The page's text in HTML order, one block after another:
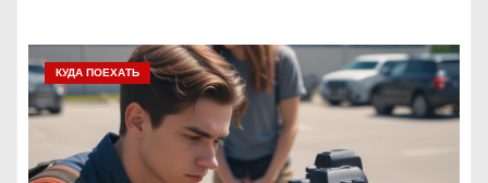
КУДА ПОЕХАТЬ